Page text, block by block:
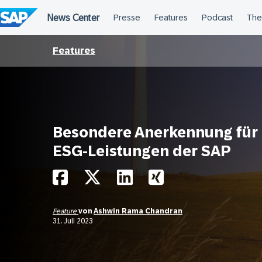
Features
Besondere Anerkennung für
ESG-Leistungen der SAP
Featurevon Ashwin Rama Chandran
31. Juli 2023